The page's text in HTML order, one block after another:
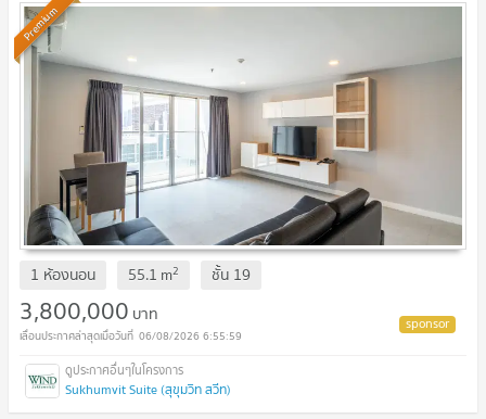
Premium
1 ห้องนอน 55.1 m2 ชั้น 19
3,800,000 บาท
06/08/2026 6:55:59
Sukhumvit Suite (สุขุมวิท สวีท)